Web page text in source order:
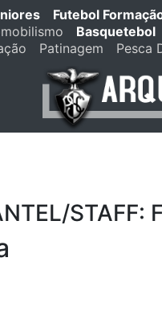
Futebol
Basquetebol
Patinagem Pesca
STAFF: